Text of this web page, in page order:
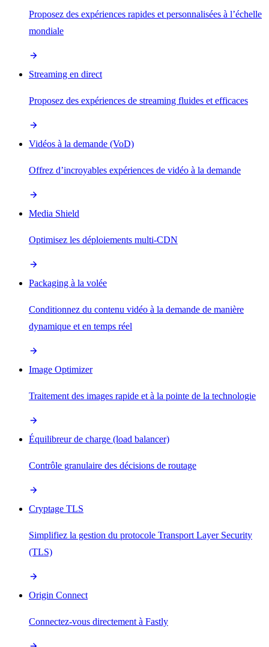
Proposez des expériences rapides et personnalisées à l’échelle
mondiale
Streaming en direct
Proposez des expériences de streaming fluides et efficaces
Vidéos à la demande (VoD)
Offrez d’incroyables expériences de vidéo à la demande
Media Shield
Optimisez les déploiements multi-CDN
Packaging à la volée
Conditionnez du contenu vidéo à la demande de manière
dynamique et en temps réel
Image Optimizer
Traitement des images rapide et à la pointe de la technologie
Équilibreur de charge (load balancer)
Contrôle granulaire des décisions de routage
Cryptage TLS
Simplifiez la gestion du protocole Transport Layer Security
(TLS)
Origin Connect
Connectez-vous directement à Fastly